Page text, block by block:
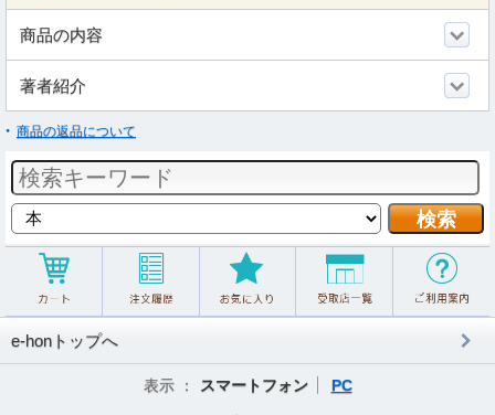
商品の内容
著者紹介
商品の返品について
e-honトップへ
表示 ： スマートフォン PC